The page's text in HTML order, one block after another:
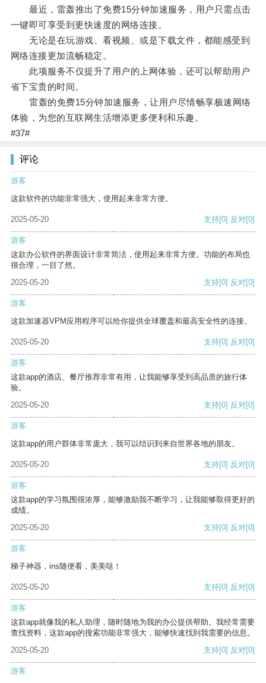
最近，雷轰推出了免费15分钟加速服务，用户只需点击
一键即可享受到更快速度的网络连接。
无论是在玩游戏、看视频、或是下载文件，都能感受到
网络连接更加流畅稳定。
此项服务不仅提升了用户的上网体验，还可以帮助用户
省下宝贵的时间。
雷轰的免费15分钟加速服务，让用户尽情畅享极速网络
体验，为您的互联网生活增添更多便利和乐趣。
#37#
评论
游客
这款软件的功能非常强大，使用起来非常方便。
2025-05-20 支持[0] 反对[0]
游客
这款办公软件的界面设计非常简洁，使用起来非常方便。功能的布局也
很合理，一目了然。
2025-05-20
支持[0] 反对[0]
游客
这款加速器VPM应用程序可以给你提供全球覆盖和最高安全性的连接。
2025-05-20 支持[0] 反对[0]
游客
这款app的酒店、餐厅推荐非常有用，让我能够享受到高品质的旅行体
验。
2025-05-20
支持[0] 反对[0]
游客
这款app的用户群体非常庞大，我可以结识到来自世界各地的朋友。
2025-05-20 支持[0] 反对[0]
游客
这款app的学习氛围很浓厚，能够激励我不断学习，让我能够取得更好的
成绩。
2025-05-20
支持[0] 反对[0]
游客
梯子神器，ins随便看，美美哒！
2025-05-20 支持[0] 反对[0]
游客
这款app就像我的私人助理，随时随地为我的办公提供帮助。我经常需要
查找资料，这款app的搜索功能非常强大，能够快速找到我需要的信息。
2025-05-20
支持[0] 反对[0]
游客